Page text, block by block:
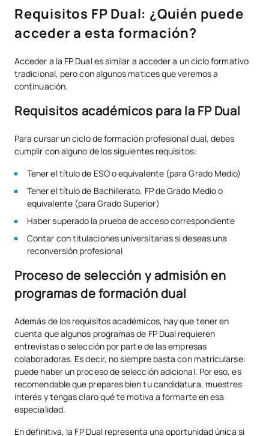
Requisitos FP Dual: ¿Quién puede
acceder a esta formación?
Acceder a la FP Dual es similar a acceder a un ciclo formativo
tradicional, pero con algunos matices que veremos a
continuación.
Requisitos académicos para la FP Dual
Para cursar un ciclo de formación profesional dual, debes
cumplir con alguno de los siguientes requisitos:
Tener el título de ESO o equivalente (para Grado Medio)
Tener el título de Bachillerato, FP de Grado Medio o
equivalente (para Grado Superior)
Haber superado la prueba de acceso correspondiente
Contar con titulaciones universitarias si deseas una
reconversión profesional
Proceso de selección y admisión en
programas de formación dual
Además de los requisitos académicos, hay que tener en
cuenta que algunos programas de FP Dual requieren
entrevistas o selección por parte de las empresas
colaboradoras. Es decir, no siempre basta con matricularse:
puede haber un proceso de selección adicional. Por eso, es
recomendable que prepares bien tu candidatura, muestres
interés y tengas claro qué te motiva a formarte en esa
especialidad.
En definitiva, la FP Dual representa una oportunidad única si